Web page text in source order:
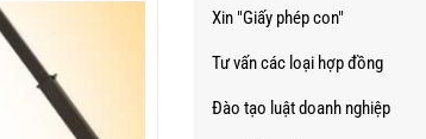
Xin "Giấy phép con"
Tư vấn các loại hợp đồng
Đào tạo luật doanh nghiệp